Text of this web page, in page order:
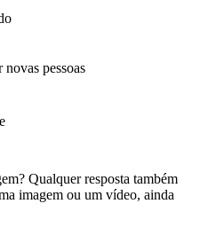
pessoas
Qualquer resposta também
imagem ou um vídeo, ainda